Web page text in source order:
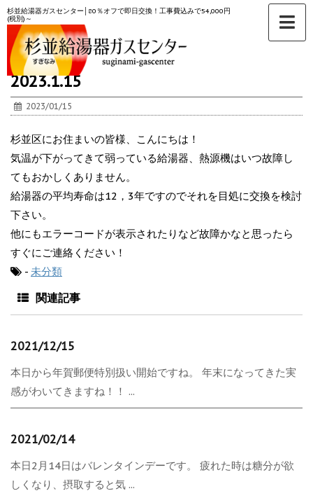
杉並給湯器ガスセンター│80％オフで即日交換！工事費込みで54,000円
(税別)～
ホーム >未分類 >
2023.1.15
2023/01/15
杉並区にお住まいの皆様、こんにちは！
気温が下がってきて弱っている給湯器、熱源機はいつ故障し
てもおかしくありません。
給湯器の平均寿命は12，3年ですのでそれを目処に交換を検討
下さい。
他にもエラーコードが表示されたりなど故障かなと思ったら
すぐにご連絡ください！
- 未分類
関連記事
2021/12/15
本日から年賀郵便特別扱い開始ですね。 年末になってきた実
感がわいてきますね！！ ...
2021/02/14
本日2月14日はバレンタインデーです。 疲れた時は糖分が欲
しくなり、摂取すると気 ...